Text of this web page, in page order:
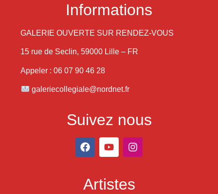
Informations
GALERIE OUVERTE SUR RENDEZ-VOUS
15 rue de Seclin, 59000 Lille – FR
Appeler : 06 07 90 46 28
galeriecollegiale@nordnet.fr
Suivez nous
Artistes